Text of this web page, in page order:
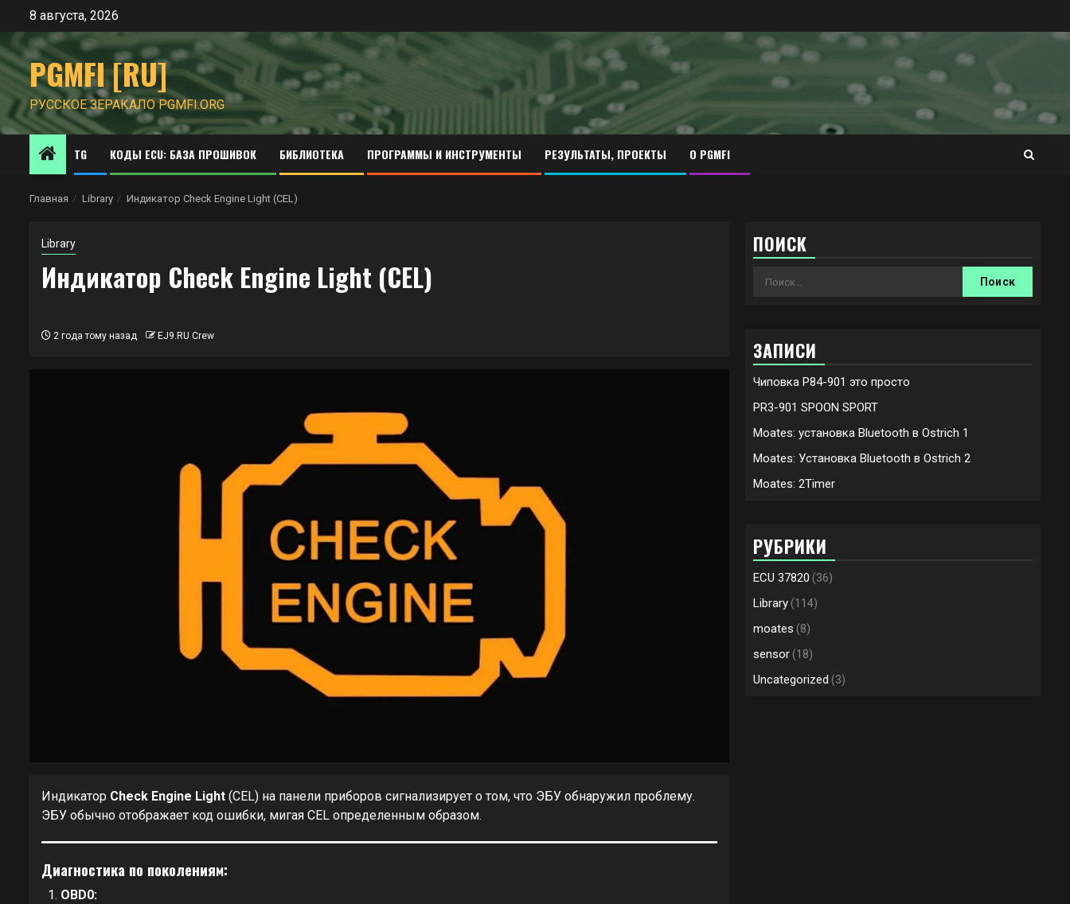
Перейти
содержимому
8 августа, 2026
PGMFI [RU]
РУССКОЕ ЗЕРАКАЛО PGMFI.ORG
TG КОДЫ ECU: БАЗА ПРОШИВОК БИБЛИОТЕКА ПРОГРАММЫ И ИНСТРУМЕНТЫ РЕЗУЛЬТАТЫ, ПРОЕКТЫ О PGMFI
Главная Library Индикатор Check Engine Light (CEL)
Library
Индикатор Check Engine Light (CEL)
2 года тому назад EJ9.RU Crew
Индикатор Check Engine Light (CEL) на панели приборов сигнализирует о том, что ЭБУ обнаружил проблему.
ЭБУ обычно отображает код ошибки, мигая CEL определенным образом.
Диагностика по поколениям:
OBD0:
ПОИСК
Найти:
ЗАПИСИ
Чиповка P84-901 это просто
PR3-901 SPOON SPORT
Moates: установка Bluetooth в Ostrich 1
Moates: Установка Bluetooth в Ostrich 2
Moates: 2Timer
РУБРИКИ
ECU 37820 (36)
Library (114)
moates (8)
sensor (18)
Uncategorized (3)